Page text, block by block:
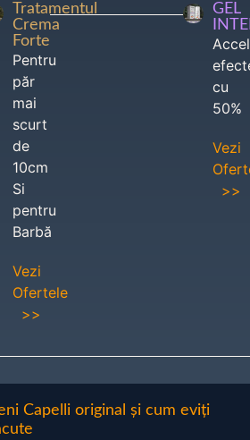
Tratamentul
Crema
Forte
Pentru
păr
mai
scurt
de
10cm
Si
pentru
Barbă
Vezi
Ofertele
>>
GEL
cu
50%
Vezi
>>
Capelli original și cum eviți